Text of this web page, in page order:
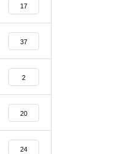
17
37
2
20
24